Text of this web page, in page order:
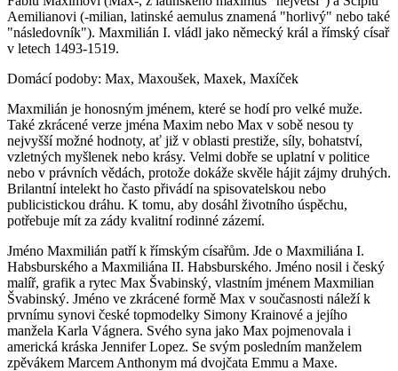
Aemilianovi (-milian, latinské aemulus znamená "horlivý" nebo také
"následovník"). Maxmilián I. vládl jako německý král a římský císař
v letech 1493-1519.
Domácí podoby: Max, Maxoušek, Maxek, Maxíček
Maxmilián je honosným jménem, které se hodí pro velké muže.
Také zkrácené verze jména Maxim nebo Max v sobě nesou ty
nejvyšší možné hodnoty, ať již v oblasti prestiže, síly, bohatství,
vzletných myšlenek nebo krásy. Velmi dobře se uplatní v politice
nebo v právních vědách, protože dokáže skvěle hájit zájmy druhých.
Brilantní intelekt ho často přivádí na spisovatelskou nebo
publicistickou dráhu. K tomu, aby dosáhl životního úspěchu,
potřebuje mít za zády kvalitní rodinné zázemí.
Jméno Maxmilián patří k římským císařům. Jde o Maxmiliána I.
Habsburského a Maxmiliána II. Habsburského. Jméno nosil i český
malíř, grafik a rytec Max Švabinský, vlastním jménem Maxmilian
Švabinský. Jméno ve zkrácené formě Max v současnosti náleží k
prvnímu synovi české topmodelky Simony Krainové a jejího
manžela Karla Vágnera. Svého syna jako Max pojmenovala i
americká kráska Jennifer Lopez. Se svým posledním manželem
zpěvákem Marcem Anthonym má dvojčata Emmu a Maxe.